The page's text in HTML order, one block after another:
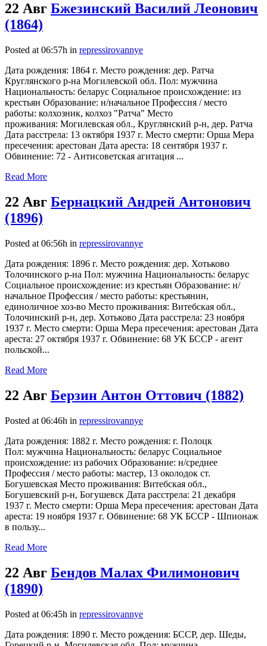
22 Авг Бжезинский Василий Леонович
(1864)
Posted at 06:57h in repressirovannye
Дата рождения: 1864 г. Место рождения: дер. Ратча
Круглянского р-на Могилевской обл. Пол: мужчина
Национальность: беларус Социальное происхождение: из
крестьян Образование: н/начальное Профессия / место
работы: колхозник, колхоз "Ратча" Место
проживания: Могилевская обл., Круглянский р-н, дер. Ратча
Дата расстрела: 13 октября 1937 г. Место смерти: Орша Мера
пресечения: арестован Дата ареста: 18 сентября 1937 г.
Обвинение: 72 - Антисоветская агитация ...
Read More
22 Авг Бернацкий Андрей Антонович
(1896)
Posted at 06:56h in repressirovannye
Дата рождения: 1896 г. Место рождения: дер. Хотьково
Толочинского р-на Пол: мужчина Национальность: беларус
Социальное происхождение: из крестьян Образование: н/
начальное Профессия / место работы: крестьянин,
единоличное хоз-во Место проживания: Витебская обл.,
Толочинский р-н, дер. Хотьково Дата расстрела: 23 ноября
1937 г. Место смерти: Орша Мера пресечения: арестован Дата
ареста: 27 октября 1937 г. Обвинение: 68 УК БССР - агент
польской...
Read More
22 Авг Берзин Антон Оттович (1882)
Posted at 06:46h in repressirovannye
Дата рождения: 1882 г. Место рождения: г. Полоцк
Пол: мужчина Национальность: беларус Социальное
происхождение: из рабочих Образование: н/среднее
Профессия / место работы: мастер, 13 околодок ст.
Богушевская Место проживания: Витебская обл.,
Богушевский р-н, Богушевск Дата расстрела: 21 декабря
1937 г. Место смерти: Орша Мера пресечения: арестован Дата
ареста: 19 ноября 1937 г. Обвинение: 68 УК БССР - Шпионаж
в пользу...
Read More
22 Авг Бендов Малах Филимонович
(1890)
Posted at 06:45h in repressirovannye
Дата рождения: 1890 г. Место рождения: БССР, дер. Шеды,